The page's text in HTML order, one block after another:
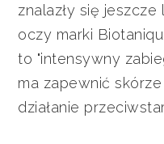
znalazły się
oczy marki
to "intensywny
ma zapewnić
działanie